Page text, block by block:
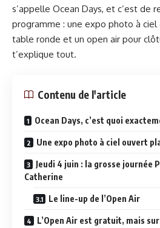
s’appelle Ocean Days, et c’est de
programme : une expo photo à ciel
table ronde et un open air pour
t’explique tout.
Contenu de l'article
Ocean Days, c’est quoi
Une expo photo à ciel ouvert
Jeudi 4 juin : la grosse journée
Catherine
Le line-up de l’Open Air
L’Open Air est gratuit, mais